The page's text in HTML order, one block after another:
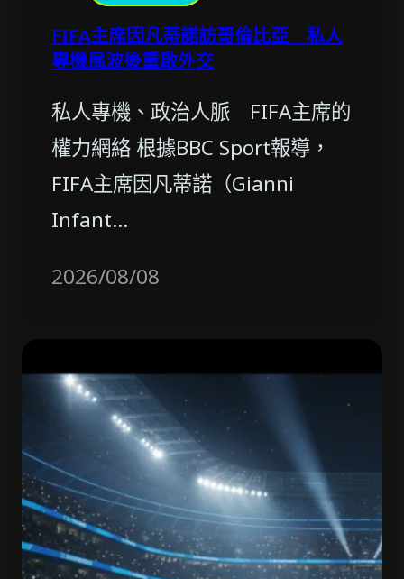
FIFA主席因凡蒂諾訪哥倫比亞 私人
專機風波後重啟外交
私人專機、政治人脈 FIFA主席的
權力網絡 根據BBC Sport報導，
FIFA主席因凡蒂諾（Gianni
Infant…
2026/08/08